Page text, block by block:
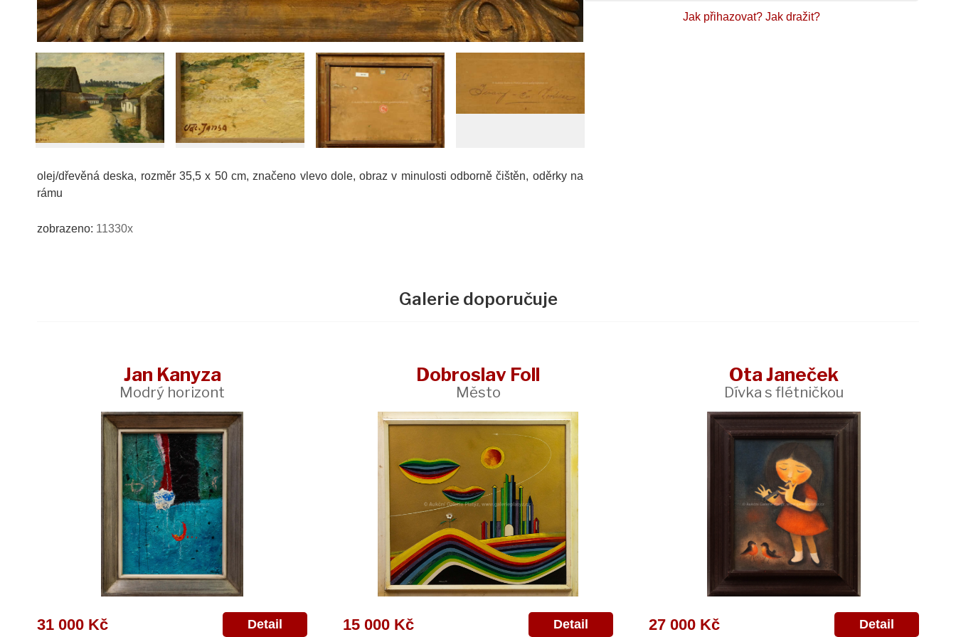
olej/dřevěná deska, rozměr 35,5 x 50 cm, značeno vlevo dole, obraz v minulosti odborně čištěn, oděrky na
rámu
zobrazeno: 11330x
Jak přihazovat? Jak dražit?
Galerie doporučuje
Jan Kanyza
Modrý horizont
31 000 Kč Detail
Dobroslav Foll
Město
15 000 Kč Detail
Ota Janeček
Dívka s flétničkou
27 000 Kč Detail